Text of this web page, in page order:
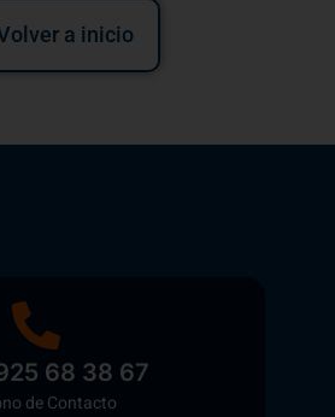
a inicio
68 38 67
de Contacto